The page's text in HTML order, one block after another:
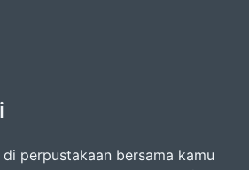
perpustakaan bersama kamu